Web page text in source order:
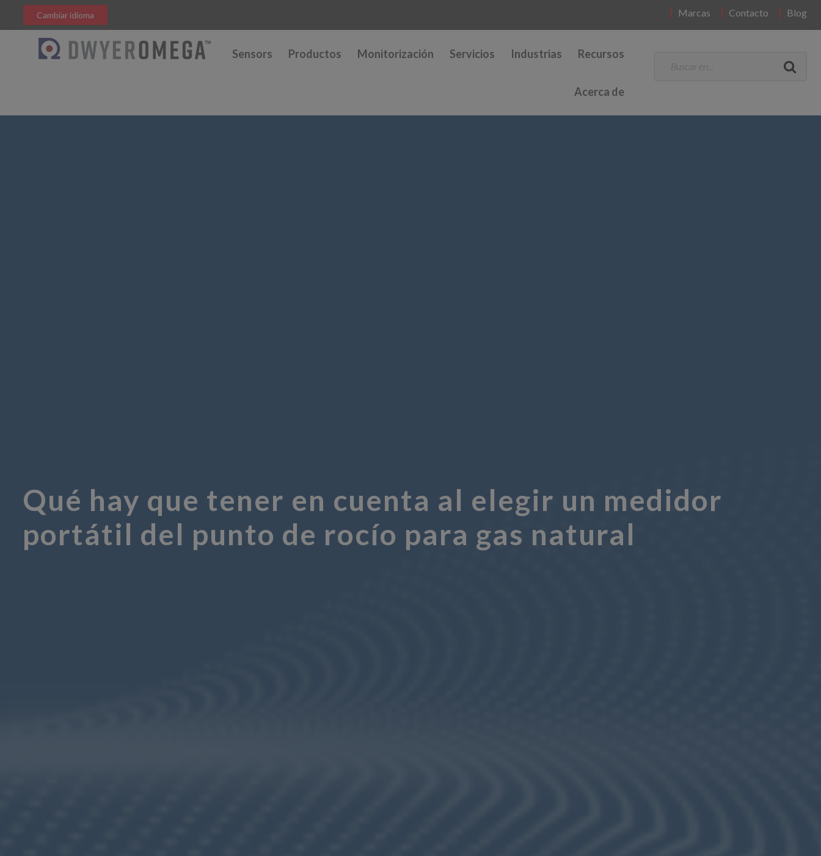
Marcas Contacto Blog
Cambiar idioma
Sensors Productos Monitorización Servicios Industrias Recursos
Acerca de
Qué hay que tener en cuenta al elegir un medidor
portátil del punto de rocío para gas natural